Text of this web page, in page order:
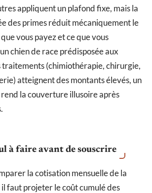
appliquent un plafond fixe, mais la
des primes réduit mécaniquement le
vous payez et ce que vous
chien de race prédisposée aux
traitements (chimiothérapie, chirurgie,
atteignent des montants élevés, un
la couverture illusoire après
à faire avant de souscrire
la cotisation mensuelle de la
faut projeter le coût cumulé des